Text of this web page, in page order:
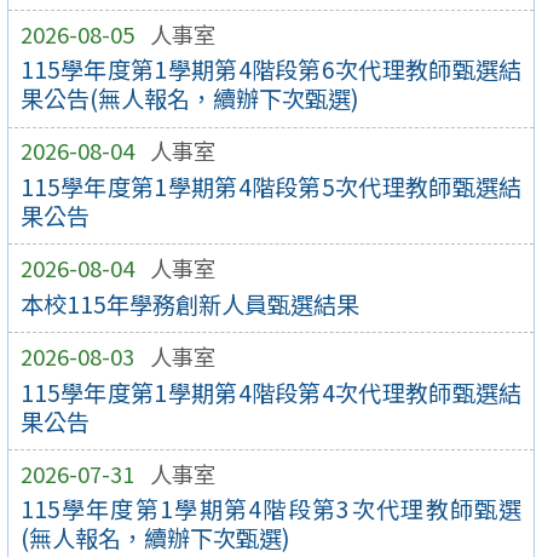
2026-08-05 人事室
115學年度第1學期第4階段第6次代理教師甄選結
果公告(無人報名，續辦下次甄選)
2026-08-04 人事室
115學年度第1學期第4階段第5次代理教師甄選結
果公告
2026-08-04 人事室
本校115年學務創新人員甄選結果
2026-08-03 人事室
115學年度第1學期第4階段第4次代理教師甄選結
果公告
2026-07-31 人事室
115學年度第1學期第4階段第3次代理教師甄選
(無人報名，續辦下次甄選)